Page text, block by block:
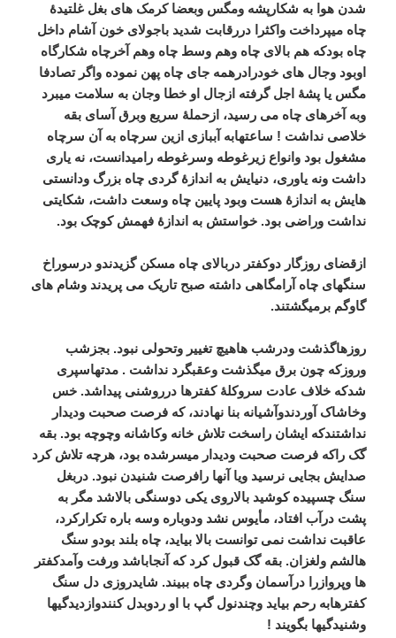
شدن هوا به شکارپشه ومگس وبعضا کرمک های بغل غلتیدۀ
چاه میپرداخت واکثرا دررقابت شدید باجولای خون آشام داخل
چاه بودکه هم بالای چاه وهم وسط چاه وهم آخرچاه شکارگاه
اوبود وجال های خودرادرهمه جای چاه پهن نموده واگر تصادفا
مگس یا پشۀ اجل گرفته ازجال او خطا وجان به سلامت میبرد
وبه آخرهای چاه می رسید، ازحملۀ سریع وبرق آسای بقه
خلاصی نداشت ! ساعتهابه آببازی ازین سرچاه به آن سرچاه
مشغول بود وانواع زیرغوطه وسرغوطه رامیدانست، نه یاری
داشت ونه یاوری، دنیایش به اندازۀ گردی چاه بزرگ ودانستی
هایش به اندازۀ هست وبود پایین چاه وسعت داشت، شکایتی
نداشت وراضی بود.خواستش به اندازۀ فهمش کوچک بود.
ازقضای روزگار دوکفتر دربالای چاه مسکن گزیدندو درسوراخ
سنگهای چاه آرامگاهی داشته صبح تاریک می پریدند وشام های
گاوگم برمیگشتند.
روزهاگذشت ودرشب هاهیچ تغییر وتحولی نبود.بجزشب
وروزکه چون برق میگذشت وعقبگرد نداشت .مدتهاسپری
شدکه خلاف عادت سروکلۀ کفترها درروشنی پیداشد.خس
وخاشاک آوردندوآشیانه بنا نهادند، که فرصت صحبت ودیدار
نداشتندکه ایشان راسخت تلاش خانه وکاشانه وچوچه بود.بقه
گک راکه فرصت صحبت ودیدار میسرشده بود، هرچه تلاش کرد
صدایش بجایی نرسید ویا آنها رافرصت شنیدن نبود.دربغل
سنگ چسپیده کوشید بالاروی یکی دوسنگی بالاشد مگر به
پشت درآب افتاد، مأیوس نشد ودوباره وسه باره تکرارکرد،
عاقبت نداشت نمی توانست بالا بیاید، چاه بلند بودو سنگ
هالشم ولغزان.بقه گک قبول کرد که آنجاباشد ورفت وآمدکفتر
ها وپروازرا درآسمان وگردی چاه ببیند. شایدروزی دل سنگ
کفترهابه رحم بیاید وچندنول گپ با او ردوبدل کنندوازدیدگیها
وشنیدگیها بگویند !